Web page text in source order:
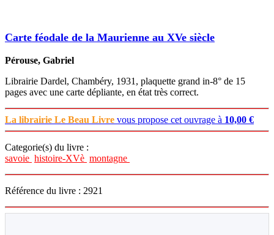
Carte féodale de la Maurienne au XVe siècle
Pérouse, Gabriel
Librairie Dardel, Chambéry, 1931, plaquette grand in-8° de 15
pages avec une carte dépliante, en état très correct.
La librairie Le Beau Livre vous propose cet ouvrage à 10,00 €
Categorie(s) du livre :
savoie histoire-XVè montagne
Référence du livre : 2921